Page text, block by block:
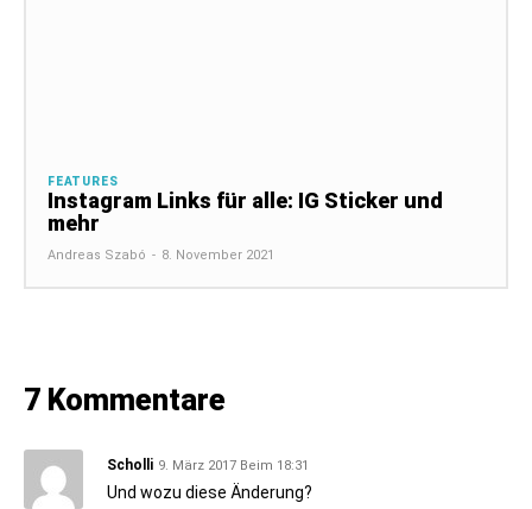
FEATURES
Instagram Links für alle: IG Sticker und
mehr
Andreas Szabó - 8. November 2021
7 Kommentare
Scholli 9. März 2017 Beim 18:31
Und wozu diese Änderung?